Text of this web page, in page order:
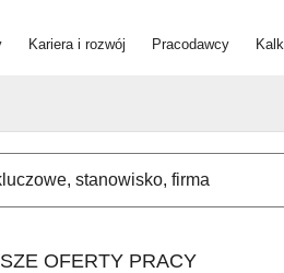
Kariera i rozwój Pracodawcy
OFERTY PRACY